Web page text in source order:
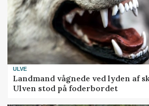
ULVE
Landmand vågnede ved lyden af
Ulven stod på foderbordet